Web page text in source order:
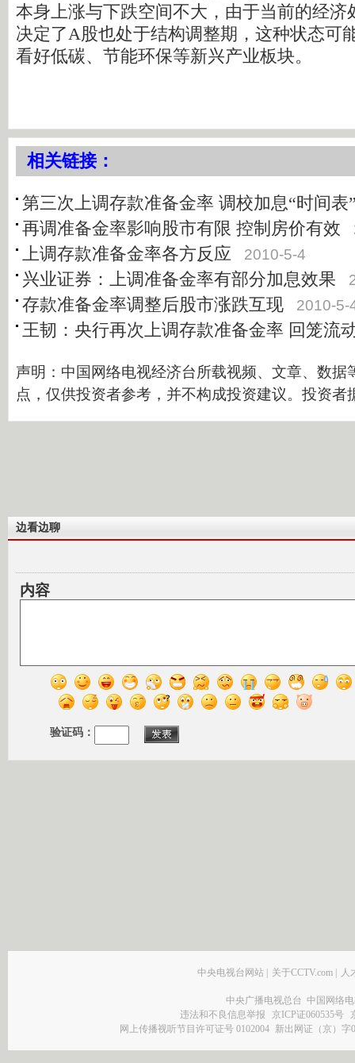
本身上涨与下跌空间不大，由于当前的经济
决定了A股也处于结构调整期，这种状态可
看好低碳、节能环保等新兴产业板块。
相关链接：
第三次上调存款准备金率 调校加息“时间表
再调准备金率影响股市有限 控制房价有效
上调存款准备金率各方反应 2010-5-4
兴业证券：上调准备金率有部分加息效果
存款准备金率调整后股市涨跌互现 2010-5-
王韧：央行再次上调存款准备金率 回笼流
声明：中国网络电视经济台所载视频、文章、数据
点，仅供投资者参考，并不构成投资建议。投资者
边看边聊
内容
验证码：
中央电视台网站 | 关于CCTV.com | 人
中央广播电视总台 中国网络
违法和不良信息举报
京ICP证060535号
网上传播视听节目许可证号 0102004 新出网证（京）